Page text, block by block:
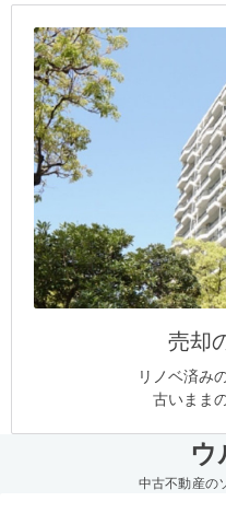
売却
リノベ済み
古いまま
ウ
中古不動産の